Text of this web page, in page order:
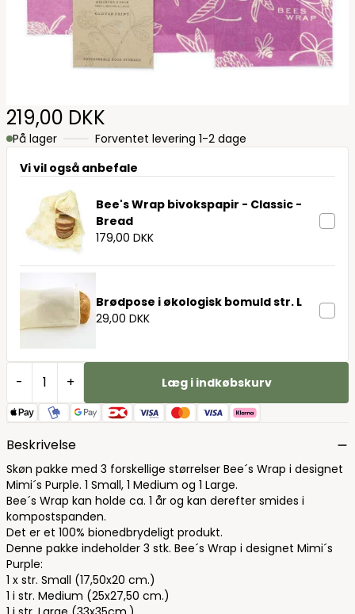
219,00 DKK
På lager
Forventet levering 1-2 dage
Vi vil også anbefale
Bee's Wrap bivokspapir - Classic -
Bread
179,00 DKK
Brødpose i økologisk bomuld str. L
29,00 DKK
- + Læg i indkøbskurv
Beskrivelse
Skøn pakke med 3 forskellige størrelser Bee´s Wrap i designet
Mimi´s Purple. 1 Small, 1 Medium og 1 Large.
Bee´s Wrap kan holde ca. 1 år og kan derefter smides i
kompostspanden.
Det er et 100% bionedbrydeligt produkt.
Denne pakke indeholder 3 stk. Bee´s Wrap i designet Mimi´s
Purple:
1 x str. Small (17,50x20 cm.)
1 i str. Medium (25x27,50 cm.)